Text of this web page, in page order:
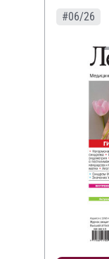
#06/26